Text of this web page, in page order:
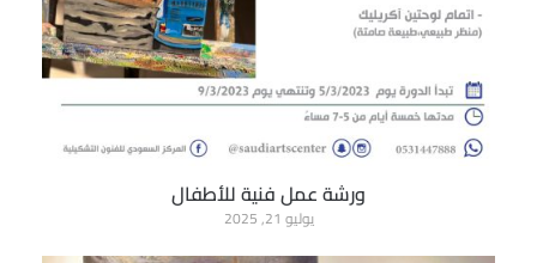
ورشة عمل فنية للأطفال
يوليو 21, 2025